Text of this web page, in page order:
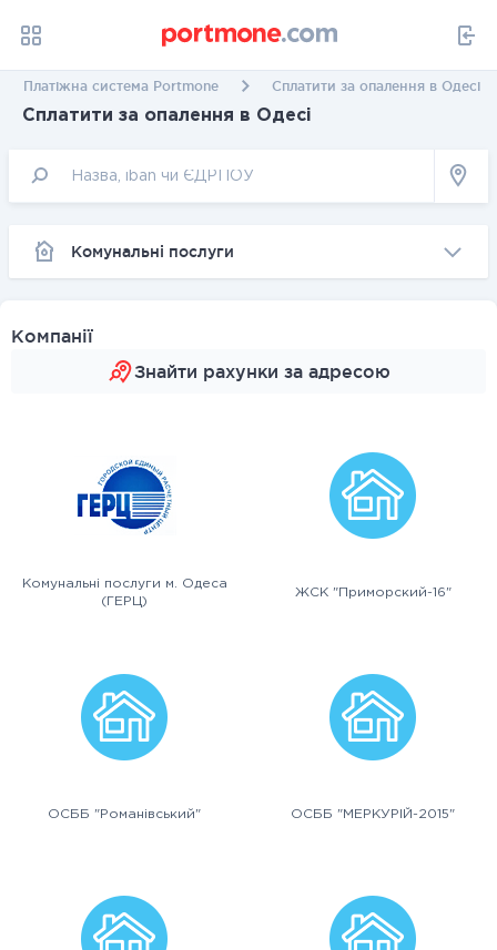
Платіжна система Portmone Сплатити за опалення в Одесі
Сплатити за опалення в Одесі
Комунальні послуги
Компанії
Знайти рахунки за адресою
Комунальні послуги м. Одеса
(ГЕРЦ)
ЖСК "Приморский-16"
ОСББ "Романівський" ОСББ "МЕРКУРІЙ-2015"